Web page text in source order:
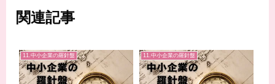
関連記事
11.中小企業の羅針盤 11.中小企業の羅針盤